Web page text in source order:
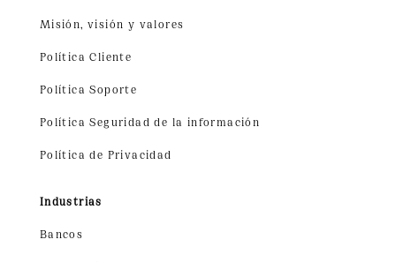
Misión, visión y valores
Política Cliente
Política Soporte
Política Seguridad de la información
Política de Privacidad
Industrias
Bancos